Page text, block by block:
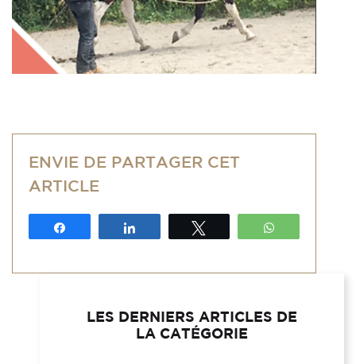
ENVIE DE PARTAGER CET
ARTICLE
LES DERNIERS ARTICLES DE
LA CATÉGORIE